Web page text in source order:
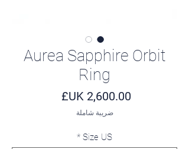
Aurea Sapphire Orbit
Ring
السعر
ضريبة شاملة
Size US
*